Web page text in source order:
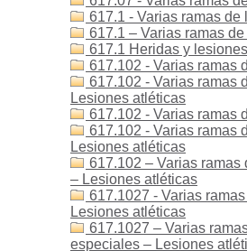
617.1 - Varias ramas
617.1 – Varias ramas
617.1 Heridas y
617.102 - Varias ramas
617.102 - Varias ramas
Lesiones atléticas
617.102 - Varias ramas
617.102 - Varias ramas
Lesiones atléticas
617.102 – Varias
– Lesiones atléticas
617.1027 - Varias
Lesiones atléticas
617.1027 – Varias
especiales – Lesiones